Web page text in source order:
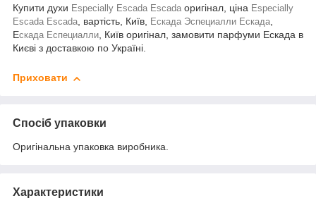
Купити духи Especially Escada Escada оригінал, ціна Especially
Escada Escada, вартість, Київ, Ескада Эспециалли Ескада,
Ескада Еспециалли, Київ оригінал, замовити парфуми Ескада в
Києві з доставкою по Україні.
Приховати
Спосіб упаковки
Оригінальна упаковка виробника.
Характеристики